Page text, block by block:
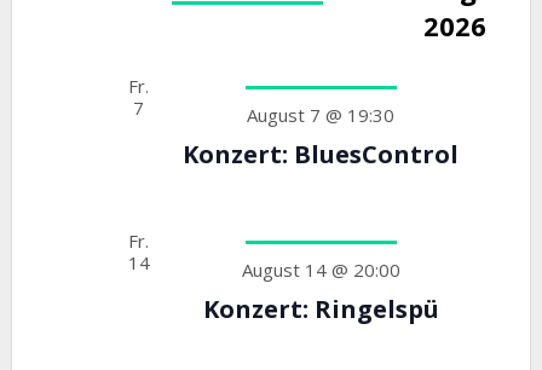
2026
Fr.
7
Konzert: BluesControl
August 7 @ 19:30
Fr.
14
Konzert: Ringelspü
August 14 @ 20:00